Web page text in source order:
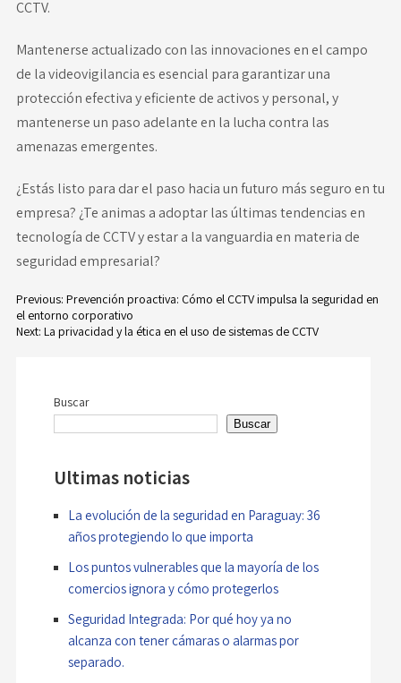
CCTV.
Mantenerse actualizado con las innovaciones en el campo
de la videovigilancia es esencial para garantizar una
protección efectiva y eficiente de activos y personal, y
mantenerse un paso adelante en la lucha contra las
amenazas emergentes.
¿Estás listo para dar el paso hacia un futuro más seguro en tu
empresa? ¿Te animas a adoptar las últimas tendencias en
tecnología de CCTV y estar a la vanguardia en materia de
seguridad empresarial?
Navegación
entradas
Previous: Prevención proactiva: Cómo el CCTV impulsa la seguridad en
el entorno corporativo
Next: La privacidad y la ética en el uso de sistemas de CCTV
Buscar
Buscar
Ultimas noticias
La evolución de la seguridad en Paraguay: 36
años protegiendo lo que importa
Los puntos vulnerables que la mayoría de los
comercios ignora y cómo protegerlos
Seguridad Integrada: Por qué hoy ya no
alcanza con tener cámaras o alarmas por
separado.